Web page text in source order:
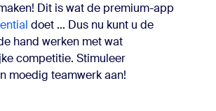
Dit is wat de premium-app
doet ... Dus nu kunt u de
hand werken met wat
competitie. Stimuleer
moedig teamwerk aan!